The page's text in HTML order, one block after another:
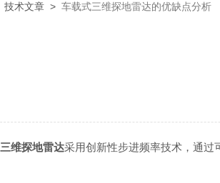
技术文章 > 车载式三维探地雷达的优缺点分析
三维探地雷达采用创新性步进频率技术，通过